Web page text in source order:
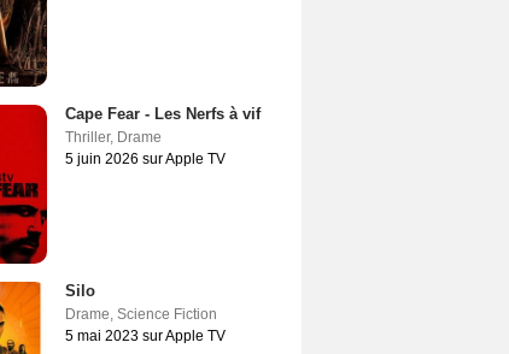
Cape Fear - Les Nerfs à vif
Thriller, Drame
5 juin 2026 sur Apple TV
Silo
Drame, Science Fiction
5 mai 2023 sur Apple TV